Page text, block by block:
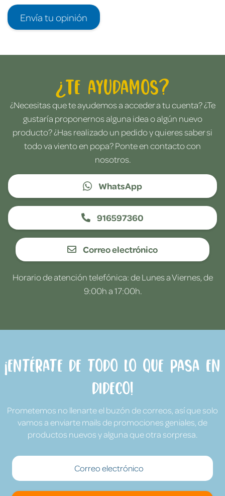
Envía tu opinión
¿Te ayudamos?
¿Necesitas que te ayudemos a acceder a tu cuenta? ¿Te
gustaría proponernos alguna idea o algún nuevo
producto? ¿Has realizado un pedido y quieres saber si
todo va viento en popa? Ponte en contacto con
nosotros.
WhatsApp
916597360
Correo electrónico
Horario de atención telefónica: de Lunes a Viernes, de
9:00h a 17:00h.
¡Entérate de todo lo que pasa en
Dideco!
Prometemos no llenarte el buzón de correos, así que solo
vamos a enviarte mails de promociones geniales, de
productos nuevos y alguna que otra sorpresa.